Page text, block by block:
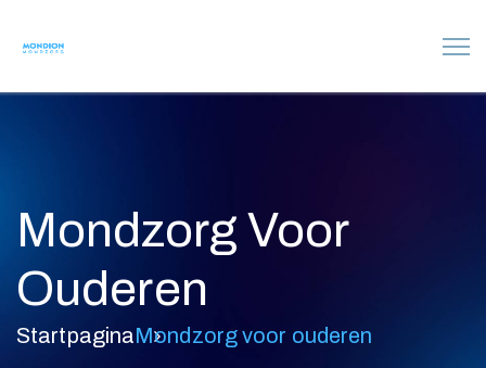
Mondzorg Voor
Ouderen
StartpaginaMondzorg voor ouderen